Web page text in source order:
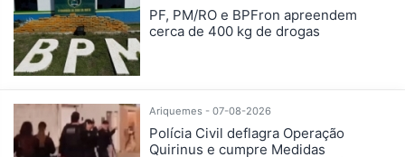
PF, PM/RO e BPFron apreendem
cerca de 400 kg de drogas
Ariquemes - 07-08-2026
Polícia Civil deflagra Operação
Quirinus e cumpre Medidas